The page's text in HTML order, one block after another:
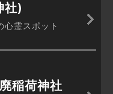
社)
心霊スポット
稲荷神社